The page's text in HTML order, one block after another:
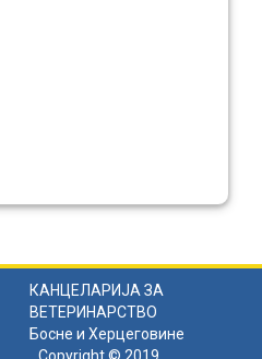
КАНЦЕЛАРИЈА ЗА
ВЕТЕРИНАРСТВО
Босне и Херцеговине